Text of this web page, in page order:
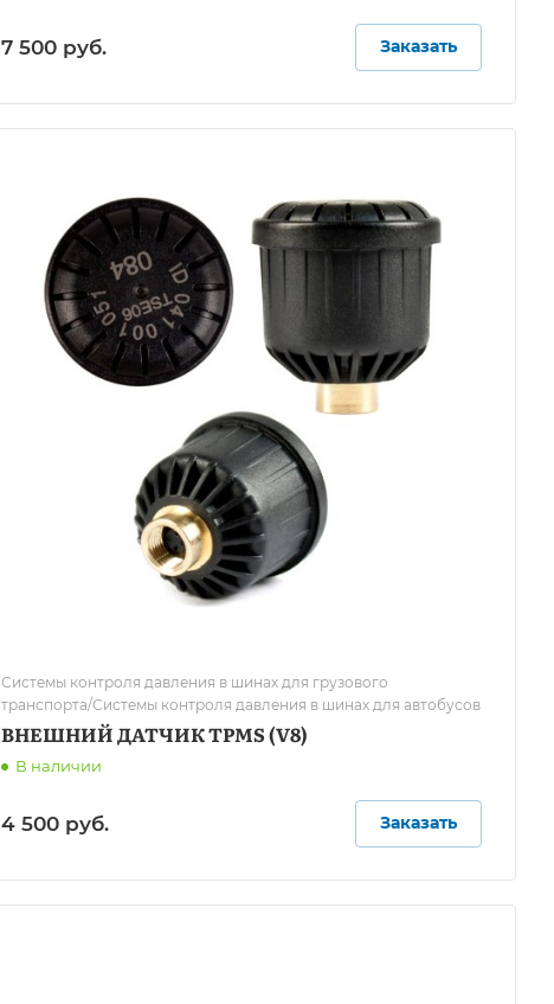
7 500 руб. Заказать
Системы контроля давления в шинах для грузового
транспорта/Системы контроля давления в шинах для автобусов
ВНЕШНИЙ ДАТЧИК TPMS (V8)
В наличии
4 500 руб. Заказать